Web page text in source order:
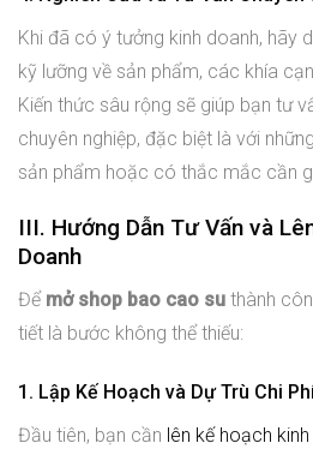
Khi đã có ý tưởng kinh doanh, hãy
kỹ lưỡng về sản phẩm, các khía
Kiến thức sâu rộng sẽ giúp bạn tư
chuyên nghiệp, đặc biệt là với
sản phẩm hoặc có thắc mắc cần
III. Hướng Dẫn Tư Vấn và
Doanh
Để mở shop bao cao su thành
tiết là bước không thể thiếu:
1. Lập Kế Hoạch và Dự Trù Chi
Đầu tiên, bạn cần lên kế hoạch